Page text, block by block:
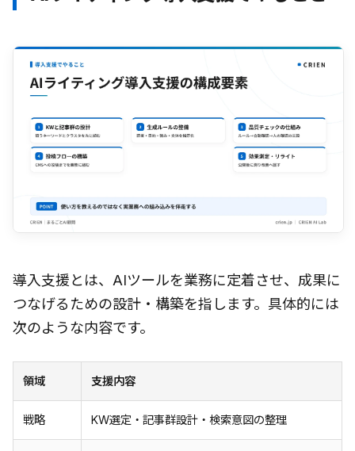
導入支援とは、AIツールを業務に定着させ、成果に
つなげるための設計・構築を指します。具体的には
次のような内容です。
領域 支援内容
戦略 KW選定・記事群設計・検索意図の整理